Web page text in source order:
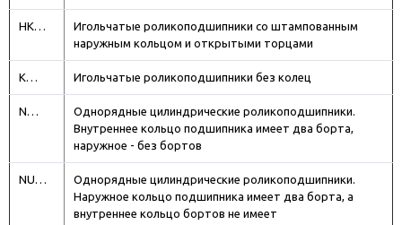
HK…
Игольчатые роликоподшипники со штампованным
наружным кольцом и открытыми торцами
K… Игольчатые роликоподшипники без колец
N…
Однорядные цилиндрические роликоподшипники.
Внутреннее кольцо подшипника имеет два борта,
наружное - без бортов
NU…
Однорядные цилиндрические роликоподшипники.
Наружное кольцо подшипника имеет два борта, а
внутреннее кольцо бортов не имеет